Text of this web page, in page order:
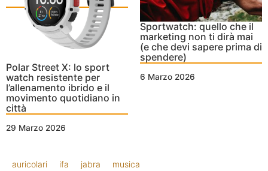
Polar Street X: lo sport
watch resistente per
l’allenamento ibrido e il
movimento quotidiano in
città
29 Marzo 2026
Sportwatch: quello che il
marketing non ti dirà mai
(e che devi sapere prima di
spendere)
6 Marzo 2026
auricolari ifa jabra musica